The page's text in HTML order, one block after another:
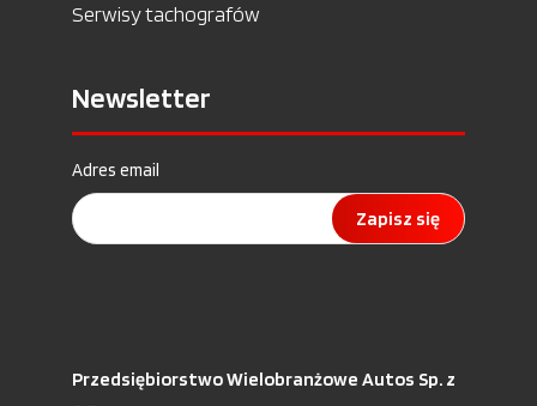
Serwisy tachografów
Newsletter
Adres email
Zapisz się
Przedsiębiorstwo Wielobranżowe Autos Sp. z